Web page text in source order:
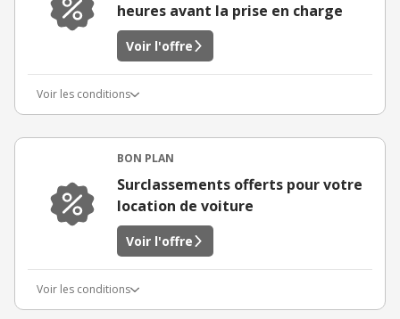
heures avant la prise en charge
Voir l'offre
Voir les conditions
BON PLAN
Surclassements offerts pour votre
location de voiture
Voir l'offre
Voir les conditions